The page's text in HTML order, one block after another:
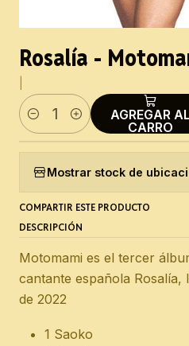
Rosalía -
Cantidad
AGREGAR AL
CARRO
Mostrar stock de
COMPARTIR ESTE PRODUCTO
DESCRIPCIÓN
Motomami es el tercer
cantante española Rosalía,
de 2022
1 Saoko